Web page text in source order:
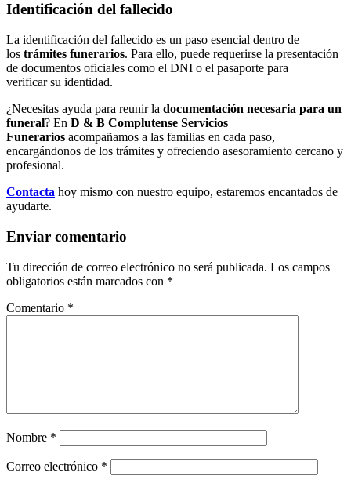
Identificación del fallecido
La identificación del fallecido es un paso esencial dentro de
los trámites funerarios. Para ello, puede requerirse la presentación
de documentos oficiales como el DNI o el pasaporte para
verificar su identidad.
¿Necesitas ayuda para reunir la documentación necesaria para un
funeral? En D & B Complutense Servicios
Funerarios acompañamos a las familias en cada paso,
encargándonos de los trámites y ofreciendo asesoramiento cercano y
profesional.
Contacta hoy mismo con nuestro equipo, estaremos encantados de
ayudarte.
Enviar comentario
Tu dirección de correo electrónico no será publicada. Los campos
obligatorios están marcados con *
Comentario *
Nombre *
Correo electrónico *